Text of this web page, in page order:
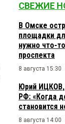
СВЕЖИЕ
В Омске
площадки
нужно что-
проспекта
8 августа 15:30
Юрий ИЦКОВ,
РФ: «Когда
становится
8 августа 14:00